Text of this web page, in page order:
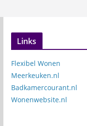
Links
Flexibel Wonen
Meerkeuken.nl
Badkamercourant.nl
Wonenwebsite.nl